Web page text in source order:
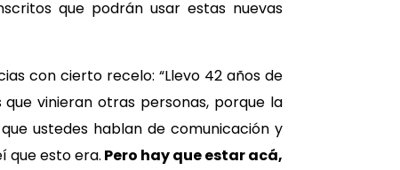
que podrán usar estas nuevas
con cierto recelo: “Llevo 42 años de
que vinieran otras personas, porque la
ustedes hablan de comunicación y
que esto era. Pero hay que estar acá,